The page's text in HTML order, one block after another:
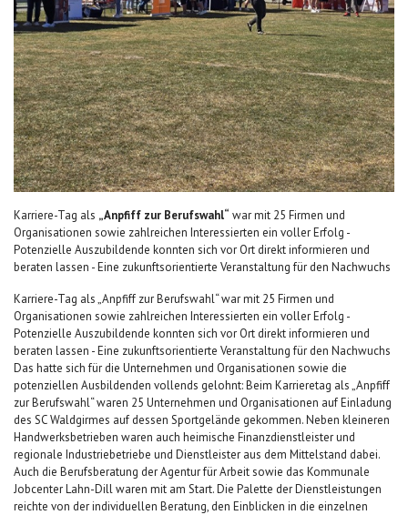
Karriere-Tag als „Anpfiff zur Berufswahl“ war mit 25 Firmen und
Organisationen sowie zahlreichen Interessierten ein voller Erfolg -
Potenzielle Auszubildende konnten sich vor Ort direkt informieren und
beraten lassen - Eine zukunftsorientierte Veranstaltung für den Nachwuchs
Karriere-Tag als „Anpfiff zur Berufswahl“ war mit 25 Firmen und
Organisationen sowie zahlreichen Interessierten ein voller Erfolg -
Potenzielle Auszubildende konnten sich vor Ort direkt informieren und
beraten lassen - Eine zukunftsorientierte Veranstaltung für den Nachwuchs
Das hatte sich für die Unternehmen und Organisationen sowie die
potenziellen Ausbildenden vollends gelohnt: Beim Karrieretag als „Anpfiff
zur Berufswahl“ waren 25 Unternehmen und Organisationen auf Einladung
des SC Waldgirmes auf dessen Sportgelände gekommen. Neben kleineren
Handwerksbetrieben waren auch heimische Finanzdienstleister und
regionale Industriebetriebe und Dienstleister aus dem Mittelstand dabei.
Auch die Berufsberatung der Agentur für Arbeit sowie das Kommunale
Jobcenter Lahn-Dill waren mit am Start. Die Palette der Dienstleistungen
reichte von der individuellen Beratung, den Einblicken in die einzelnen